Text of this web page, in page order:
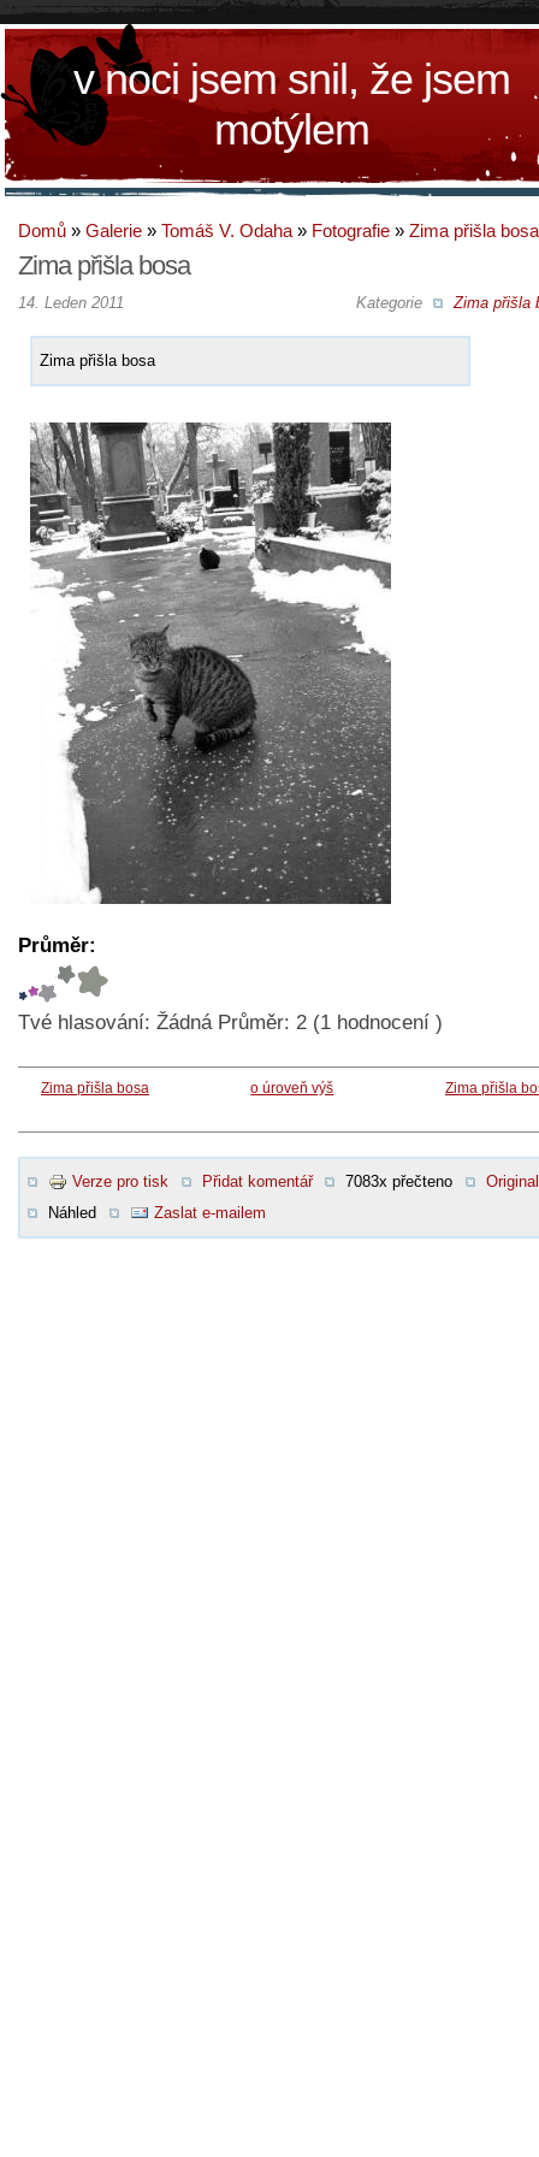
v noci jsem snil, že jsem
motýlem
Domů » Galerie » Tomáš V. Odaha » Fotografie » Zima přišla bosa
Zima přišla bosa
Kategorie Zima přišla
14. Leden 2011
Zima přišla bosa
Průměr:
Tvé hlasování: Žádná Průměr: 2 (1 hodnocení )
Zima přišla bosa o úroveň výš Zima přišla
Verze pro tisk Přidat komentář 7083x přečteno
Original
Náhled
Zaslat e-mailem